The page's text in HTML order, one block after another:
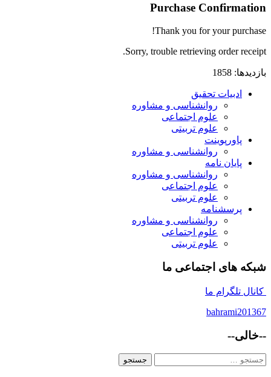
Purchase Confirmation
Thank you for your purchase!
Sorry, trouble retrieving order receipt.
بازدیدها: 1858
ادبیات تحقیق
روانشناسی و مشاوره
علوم اجتماعی
علوم تربیتی
پاورپوینت
روانشناسی و مشاوره
پایان نامه
روانشناسی و مشاوره
علوم اجتماعی
علوم تربیتی
پرسشنامه
روانشناسی و مشاوره
علوم اجتماعی
علوم تربیتی
شبکه های اجتماعی ما
کانال تلگرام ما
bahrami201367
--خالی--
جستجو